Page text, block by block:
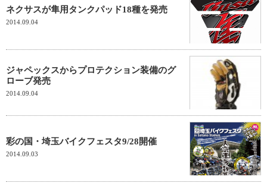
ネクサスが隼用タンクパッド18種を発売
2014.09.04
ジャペックスからプロテクション装備のグ
ローブ発売
2014.09.04
彩の国・埼玉バイクフェスタ9/28開催
2014.09.03